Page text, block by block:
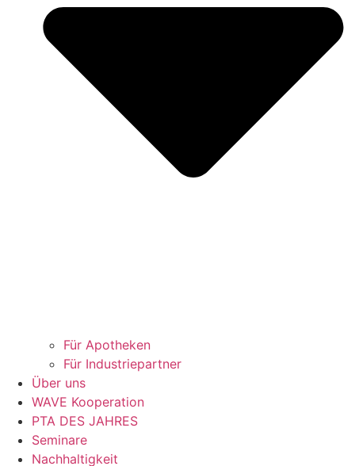
Für Apotheken
Für Industriepartner
Über uns
WAVE Kooperation
PTA DES JAHRES
Seminare
Nachhaltigkeit